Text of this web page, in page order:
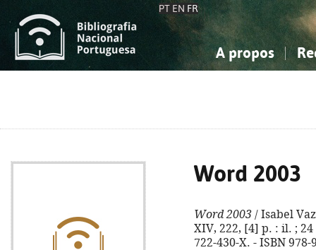
PT EN FR
A propos
Word 2003
Word 2003 / Isabel
XIV, 222, [4] p. : il. ;
722-430-X. - ISBN 978-